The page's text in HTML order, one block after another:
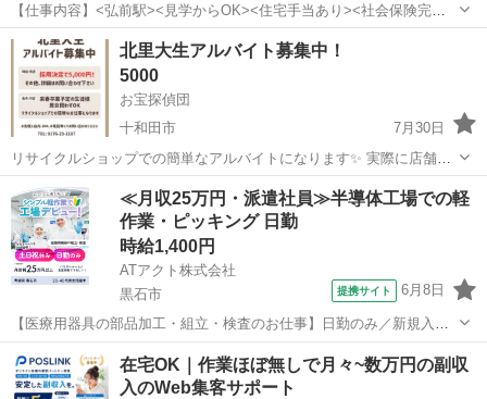
【仕事内容】<弘前駅><見学からOK><住宅手当あり><社会保険完備>
<産休育休実績あり>ご家族の大切な1日にプロフェッショナルとし
て、家族の絆に貢献できるお仕事!「ブランシェリー さくら野弘前店
(ブランシェリーサクラノヒロサキテ...
正社員 / アルバイト・パート
北里大生アルバイト募集中！
5000
お宝探偵団
十和田市
7月30日
リサイクルショップでの簡単なアルバイトになります✨ 実際に店舗や
現場に出勤しての仕事ではなく、情報を伝えて頂くという、居ながら
にしてスマホを使って誰でもできる簡単なお仕事です。 同じように過
去20年近くお仕事をし...
青森 十和田市 その他 お宝
≪月収25万円・派遣社員≫半導体工場での軽
作業・ピッキング 日勤
時給1,400円
ATアクト株式会社
黒石市
提携サイト 6月8日
【医療用器具の部品加工・組立・検査のお仕事】日勤のみ／新規入社
特典10万円付き／土日祝日休み／時給1,400円／昇給・賞与・退職金制
度制度あり 内視鏡用処置具の製品加工・組み立て・検査が主なお仕事
🔬 【【具体的には？】 ...
青森 黒石市 その他
在宅OK｜作業ほぼ無しで月々~数万円の副収
入のWeb集客サポート